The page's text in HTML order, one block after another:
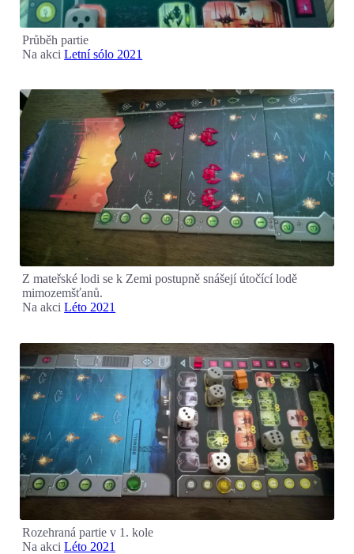
Průběh partie
Na akciLetní sólo 2021
Z mateřské lodi se k Zemi postupně snášejí útočící lodě
mimozemšťanů.
Na akciLéto 2021
Rozehraná partie v 1. kole
Na akciLéto 2021